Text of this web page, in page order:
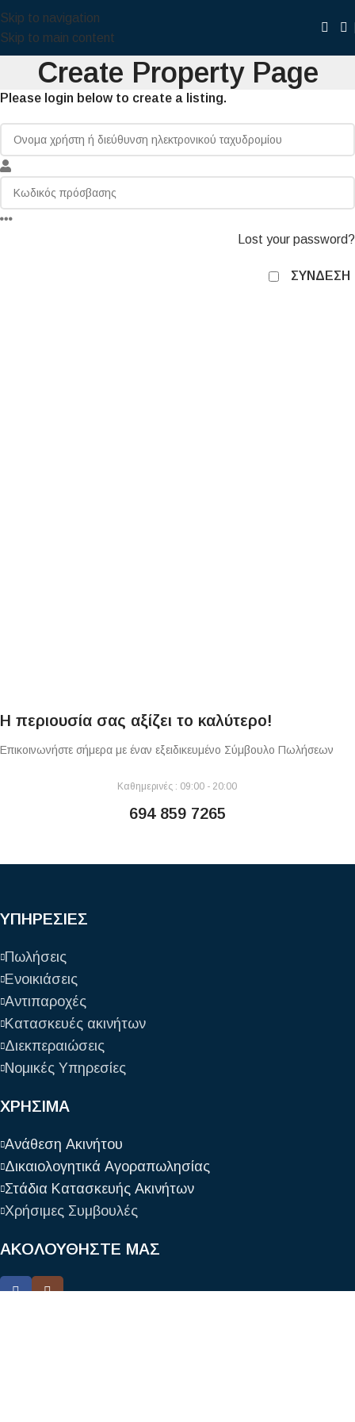
Skip to navigation
Skip to main content
Create Property Page
Please login below to create a listing.
Lost your password?
ΣΎΝΔΕΣΗ
Η περιουσία σας αξίζει το καλύτερο!
Επικοινωνήστε σήμερα με έναν εξειδικευμένο Σύμβουλο Πωλήσεων
Καθημερινές : 09:00 - 20:00
694 859 7265
ΥΠΗΡΕΣΙΕΣ
Πωλήσεις
Ενοικιάσεις
Αντιπαροχές
Κατασκευές ακινήτων
Διεκπεραιώσεις
Νομικές Υπηρεσίες
ΧΡΗΣΙΜΑ
Ανάθεση Ακινήτου
Δικαιολογητικά Αγοραπωλησίας
Στάδια Κατασκευής Ακινήτων
Χρήσιμες Συμβουλές
ΑΚΟΛΟΥΘΗΣΤΕ ΜΑΣ